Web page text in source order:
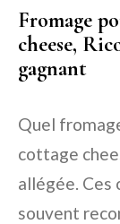
Fromage
cheese,
gagnant
Quel
cottage
allégée. Ces
souvent